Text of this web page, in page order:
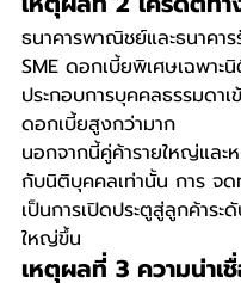
ธนาคารพาณิชย์และธนาคา
SME ดอกเบี้ยพิเศษเฉพา
ประกอบการบุคคลธรรมดาเ
ดอกเบี้ยสูงกว่ามาก
นอกจากนี้คู่ค้ารายใหญ่แล
กับนิติบุคคลเท่านั้น การ จด
เป็นการเปิดประตูสู่ลูกค้า
ใหญ่ขึ้น
เหตุผลที่ 3 ความน่า